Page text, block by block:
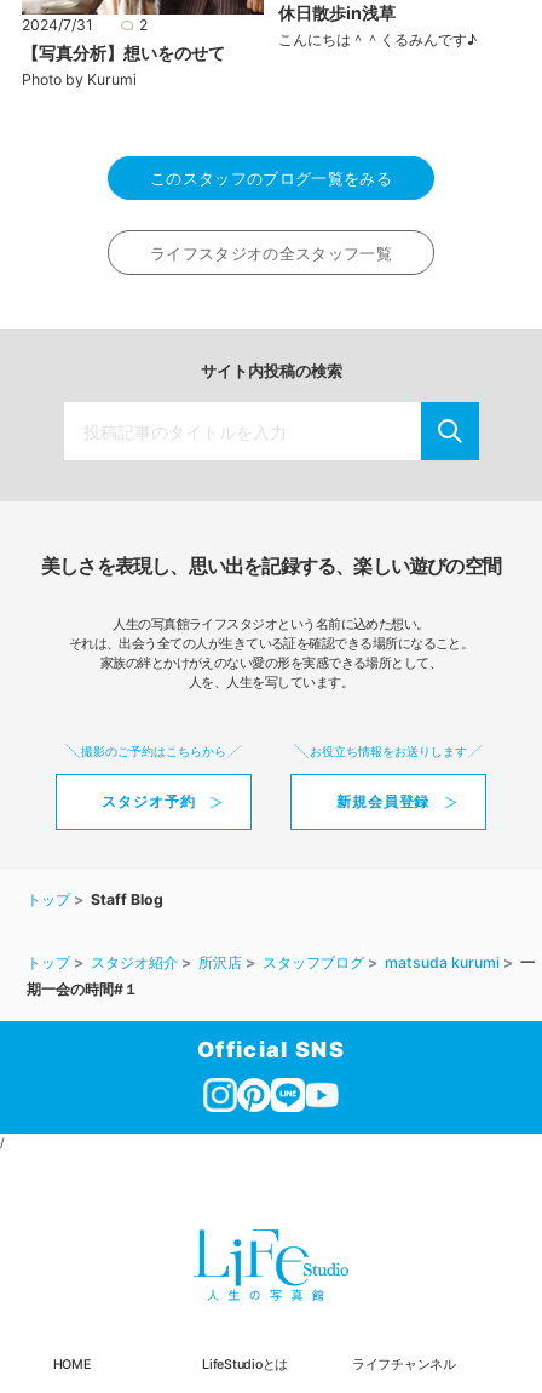
2024/7/31 2
【写真分析】想いをのせて
Photo by Kurumi
休日散歩in浅草
こんにちは＾＾くるみんです♪
このスタッフのブログ一覧をみる
ライフスタジオの全スタッフ一覧
サイト内投稿の検索
美しさを表現し、思い出を記録する、楽しい遊びの空間
人生の写真館ライフスタジオという名前に込めた想い。
それは、出会う全ての人が生きている証を確認できる場所になること。
家族の絆とかけがえのない愛の形を実感できる場所として、
人を、人生を写しています。
撮影のご予約はこちらから
スタジオ予約
お役立ち情報をお送りします
新規会員登録
トップ Staff Blog
トップ スタジオ紹介 所沢店 スタッフブログ matsuda kurumi
一
期一会の時間#１
Official SNS
/
HOME LifeStudioとは ライフチャンネル